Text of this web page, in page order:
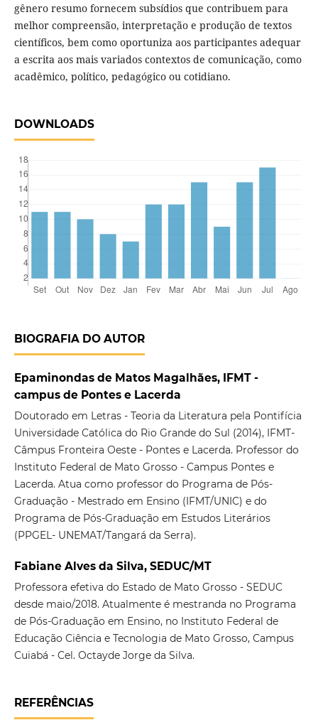
gênero resumo fornecem subsídios que contribuem para
melhor compreensão, interpretação e produção de textos
científicos, bem como oportuniza aos participantes adequar
a escrita aos mais variados contextos de comunicação, como
acadêmico, político, pedagógico ou cotidiano.
DOWNLOADS
BIOGRAFIA DO AUTOR
Epaminondas de Matos Magalhães, IFMT -
campus de Pontes e Lacerda
Doutorado em Letras - Teoria da Literatura pela Pontifícia
Universidade Católica do Rio Grande do Sul (2014), IFMT-
Câmpus Fronteira Oeste - Pontes e Lacerda. Professor do
Instituto Federal de Mato Grosso - Campus Pontes e
Lacerda. Atua como professor do Programa de Pós-
Graduação - Mestrado em Ensino (IFMT/UNIC) e do
Programa de Pós-Graduação em Estudos Literários
(PPGEL- UNEMAT/Tangará da Serra).
Fabiane Alves da Silva, SEDUC/MT
Professora efetiva do Estado de Mato Grosso - SEDUC
desde maio/2018. Atualmente é mestranda no Programa
de Pós-Graduação em Ensino, no Instituto Federal de
Educação Ciência e Tecnologia de Mato Grosso, Campus
Cuiabá - Cel. Octayde Jorge da Silva.
REFERÊNCIAS